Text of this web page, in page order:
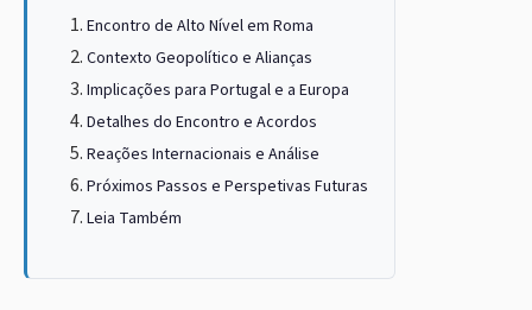
Encontro de Alto Nível em Roma
Contexto Geopolítico e Alianças
Implicações para Portugal e a Europa
Detalhes do Encontro e Acordos
Reações Internacionais e Análise
Próximos Passos e Perspetivas Futuras
Leia Também